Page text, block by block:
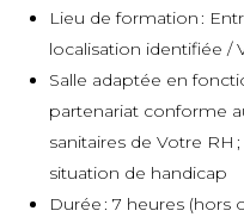
Lieu de formation :
localisation identifiée /
Salle adaptée en
partenariat conforme
sanitaires de Votre RH
situation de handicap
Durée : 7 heures (hors